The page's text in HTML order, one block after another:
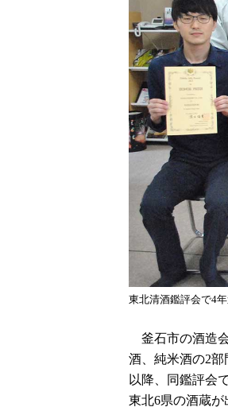
東北清酒鑑評会で4
釜石市の酒造
酒、純米酒の2
以降、同鑑評会
東北6県の酒蔵